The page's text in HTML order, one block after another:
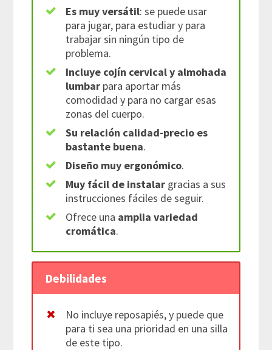
Es muyversátil: se puede usar
para jugar, para estudiar y para
trabajar sin ningún tipo de
problema.
Incluye cojín cervical y almohada
lumbar para aportar más
comodidad y para no cargar esas
zonas del cuerpo.
Su relación calidad-precio es
bastante buena.
Diseño muy ergonómico.
Muy fácil de instalar gracias a sus
instrucciones fáciles de seguir.
Ofrece una amplia variedad
cromática.
Debilidades
No incluye reposapiés, y puede que
para ti sea una prioridad en una silla
de este tipo.